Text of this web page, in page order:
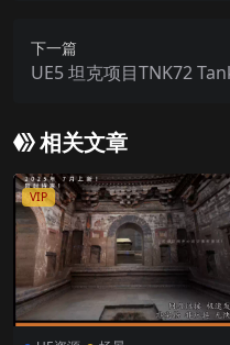
下一篇
UE5 坦克项目TNK72
相关文章
VIP